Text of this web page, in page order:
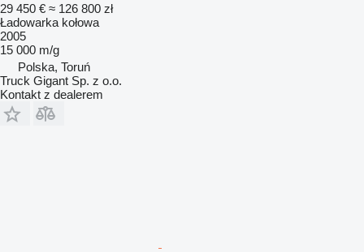
29 450 € ≈ 126 800 zł
Ładowarka kołowa
2005
15 000 m/g
Polska, Toruń
Truck Gigant Sp. z o.o.
Kontakt z dealerem